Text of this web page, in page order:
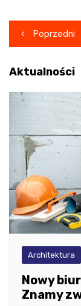
wpisu
Poprzedni
Aktualności
Architektura
Nowy
Znamy